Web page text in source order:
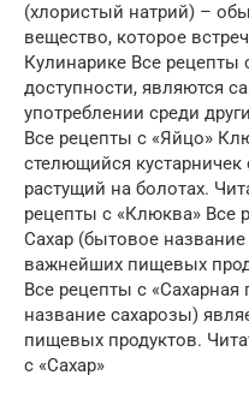
(хлористый натрий) –
вещество, которое
Кулинарике Все рецепты
доступности, являются
употреблении среди
Все рецепты с «Яйцо»
стелющийся
растущий на болотах.
рецепты с «Клюква» Все
Сахар (бытовое
важнейших пищевых
Все рецепты с
название сахарозы)
пищевых продуктов.
с «Сахар»